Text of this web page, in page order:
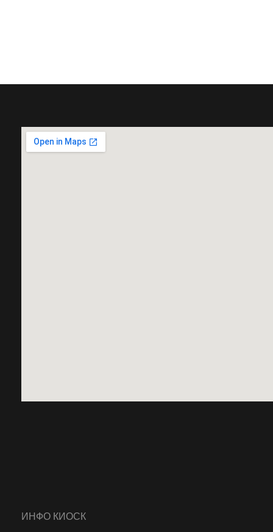
ИНФО КИОСК